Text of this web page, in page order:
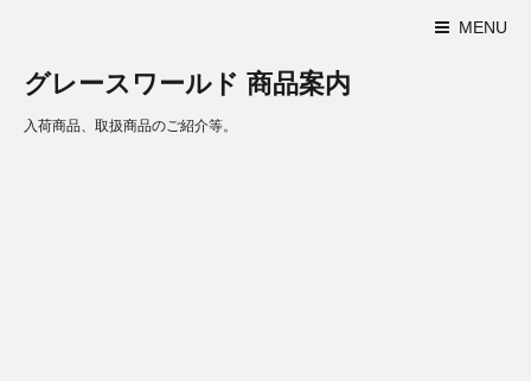
MENU
グレースワールド 商品案内
入荷商品、取扱商品のご紹介等。